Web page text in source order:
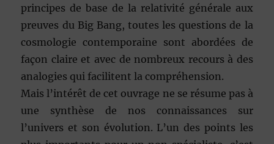
principes de base de la relativité générale aux
preuves du Big Bang, toutes les questions de la
cosmologie contemporaine sont abordées de
façon claire et avec de nombreux recours à des
analogies qui facilitent la compréhension.
Mais l’intérêt de cet ouvrage ne se résume pas à
une synthèse de nos connaissances sur
l’univers et son évolution. L’un des points les